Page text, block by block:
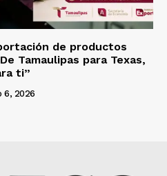
de productos
Tamaulipas para Texas,
ti”
6, 2026